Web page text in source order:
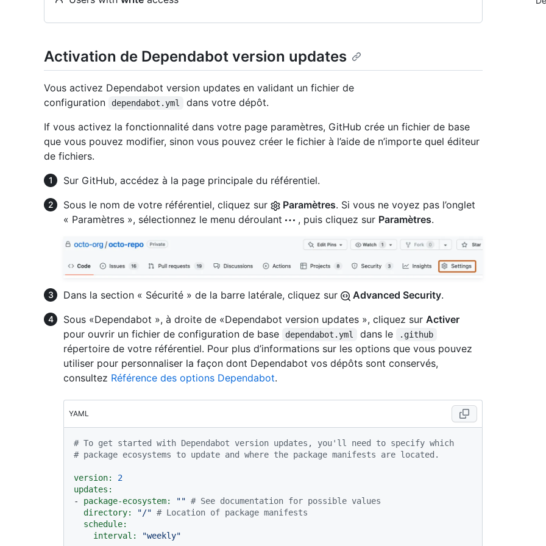
Activation de Dependabot version updates
Vous activez Dependabot version updates en validant un fichier de
configuration
dependabot.yml
dans votre dépôt.
If vous activez la fonctionnalité dans votre page paramètres, GitHub crée un fichier de base
que vous pouvez modifier, sinon vous pouvez créer le fichier à l’aide de n’importe quel éditeur
de fichiers.
Sur GitHub, accédez à la page principale du référentiel.
Sous le nom de votre référentiel, cliquez sur
Paramètres. Si vous ne voyez pas l’onglet
« Paramètres », sélectionnez le menu déroulant
, puis cliquez sur Paramètres.
Dans la section « Sécurité » de la barre latérale, cliquez sur Advanced Security.
Sous «Dependabot », à droite de «Dependabot version updates », cliquez sur Activer
pour ouvrir un fichier de configuration de base
dependabot.yml dans le .github
répertoire de votre référentiel. Pour plus d’informations sur les options que vous pouvez
utiliser pour personnaliser la façon dont Dependabot vos dépôts sont conservés,
consultez Référence des options Dependabot.
YAML
# To get started with Dependabot version updates, you'll need to specify which
# package ecosystems to update and where the package manifests are located.
version:
2
updates:
-
package-ecosystem: "" # See documentation for possible values
directory:
"/" # Location of package manifests
schedule:
interval:
"weekly"